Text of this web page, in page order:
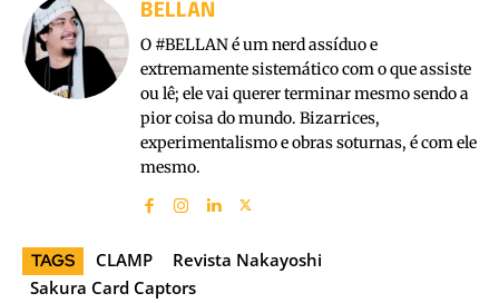
BELLAN
O #BELLAN é um nerd assíduo e
extremamente sistemático com o que assiste
ou lê; ele vai querer terminar mesmo sendo a
pior coisa do mundo. Bizarrices,
experimentalismo e obras soturnas, é com ele
mesmo.
TAGS CLAMP
Revista Nakayoshi
Sakura Card Captors